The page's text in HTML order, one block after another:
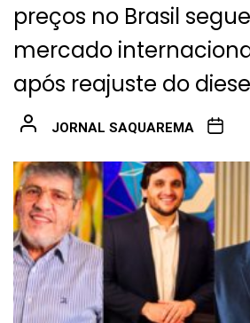
preços no Brasil
mercado
após reajuste do
JORNAL SAQUAREMA